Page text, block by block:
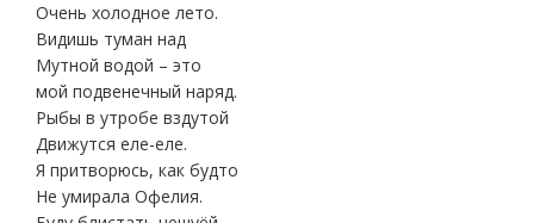
Очень холодное лето.
Видишь туман над
Мутной водой – это
мой подвенечный наряд.
Рыбы в утробе вздутой
Движутся еле-еле.
Я притворюсь, как будто
Не умирала Офелия.